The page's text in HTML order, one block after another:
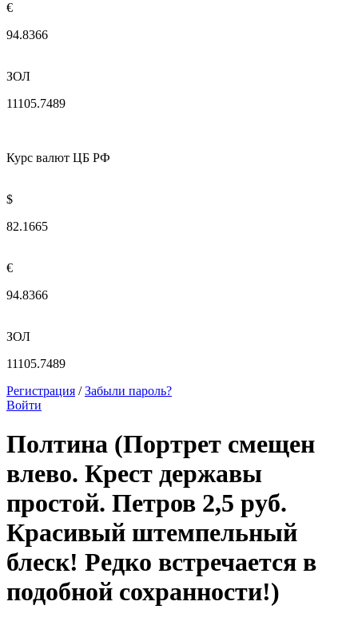
€
94.8366
ЗОЛ
11105.7489
Курс валют ЦБ РФ
$
82.1665
€
94.8366
ЗОЛ
11105.7489
Регистрация / Забыли пароль?
Войти
Полтина (Портрет смещен
влево. Крест державы
простой. Петров 2,5 руб.
Красивый штемпельный
блеск! Редко встречается в
подобной сохранности!)